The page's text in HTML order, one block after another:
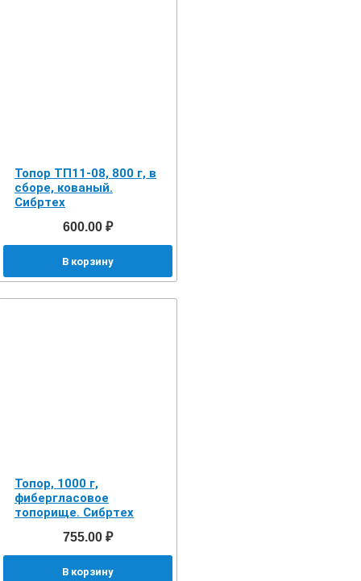
Топор ТП11-08, 800 г, в
сборе, кованый.
Сибртех
600.00 ₽
Топор, 1000 г,
фибергласовое
топорище. Сибртех
755.00 ₽